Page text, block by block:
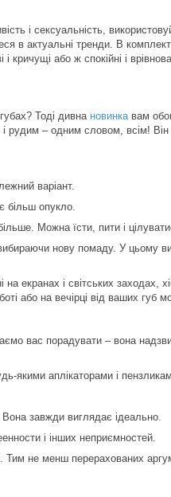
і сексуальність,
в актуальні тренди. В
або ж спокійні і
Тоді дивна новинкавам
рудим – одним словом, всім! Він
варіант.
більш опукло.
Можна їсти, пити і
нову помаду. У цьому
на екранах і світських
або на вечірці від ваших губ
вас порадувати – вона
якими аплікаторами і
завжди виглядає ідеально.
і інших неприємностей.
Тим не менш перерахованих